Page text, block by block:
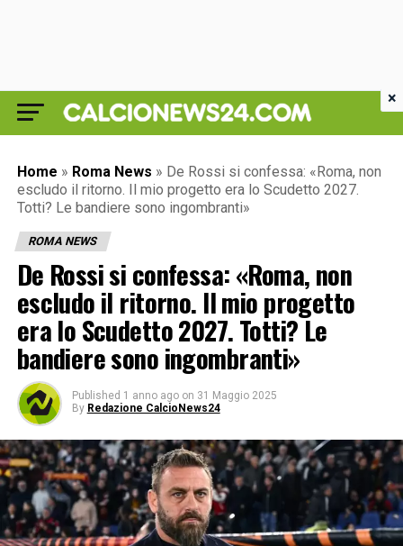
Home » Roma News » De Rossi si confessa: «Roma, non
escludo il ritorno. Il mio progetto era lo Scudetto 2027.
Totti? Le bandiere sono ingombranti»
ROMA NEWS
De Rossi si confessa: «Roma, non
escludo il ritorno. Il mio progetto
era lo Scudetto 2027. Totti? Le
bandiere sono ingombranti»
Published 1 anno ago on 31 Maggio 2025
By Redazione CalcioNews24
×